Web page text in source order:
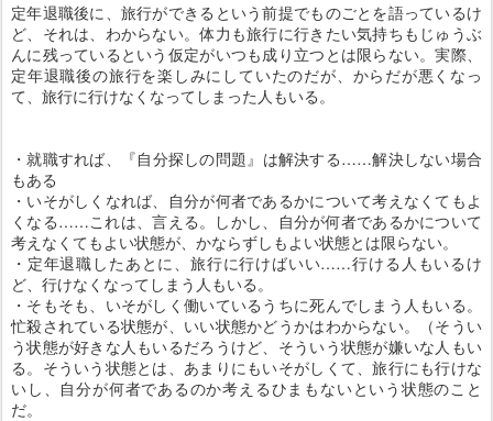
定年退職後に、旅行ができるという前提でものごとを語っているけ
ど、それは、わからない。体力も旅行に行きたい気持ちもじゅうぶ
んに残っているという仮定がいつも成り立つとは限らない。実際、
定年退職後の旅行を楽しみにしていたのだが、からだが悪くなっ
て、旅行に行けなくなってしまった人もいる。
・就職すれば、『自分探しの問題』は解決する……解決しない場合
もある
・いそがしくなれば、自分が何者であるかについて考えなくてもよ
くなる……これは、言える。しかし、自分が何者であるかについて
考えなくてもよい状態が、かならずしもよい状態とは限らない。
・定年退職したあとに、旅行に行けばいい……行ける人もいるけ
ど、行けなくなってしまう人もいる。
・そもそも、いそがしく働いているうちに死んでしまう人もいる。
忙殺されている状態が、いい状態かどうかはわからない。（そうい
う状態が好きな人もいるだろうけど、そういう状態が嫌いな人もい
る。そういう状態とは、あまりにもいそがしくて、旅行にも行けな
いし、自分が何者であるのか考えるひまもないという状態のこと
だ。